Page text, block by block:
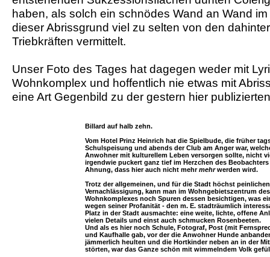
haben, als solch ein schnödes Wand an Wand
dieser Abrissgrund viel zu selten von den
Triebkräften vermittelt.
Unser Foto des Tages hat dagegen weder mit
Wohnkomplex und hoffentlich nie etwas mit
eine Art Gegenbild zu der gestern hier
Billard auf halb zehn.
Vom Hotel Prinz Heinrich hat die Spielbude, die früher
Schulspeisung und abends der Club am Anger war,
Anwohner mit kulturellem Leben versorgen sollte, nicht
irgendwie puckert ganz tief im Herzchen des Beobachters
Ahnung, dass hier auch nicht mehrmehrwerden wird.
Trotz der allgemeinen, und für die Stadt höchst
Vernachlässigung, kann man im Wohngebietszentrum des
Wohnkomplexes noch Spuren dessen besichtigen, was
wegen seiner Profanität - den m. E. stadträumlich
Platz in der Stadt ausmachte: eine weite, lichte, offene
vielen Details und einst auch schmucken Rosenbeeten.
Und als es hier noch Schule, Fotograf, Post (mit
und Kaufhalle gab, vor der die Anwohner Hunde
jämmerlich heulten und die Hortkinder neben an in der
störten, war das Ganze schön mit wimmelndem Volk